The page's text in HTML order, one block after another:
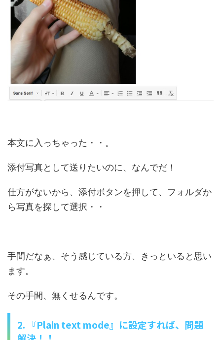
本文に入っちゃった・・。
添付写真として送りたいのに、なんでだ！
仕方がないから、添付ボタンを押して、フォルダか
ら写真を探して選択・・
手間だなぁ、そう感じている方、きっといると思い
ます。
その手間、無くせるんです。
2. 『Plain text mode』に設定すれば、問題